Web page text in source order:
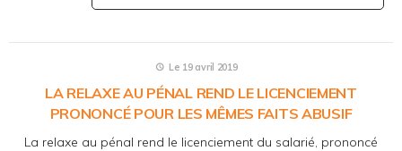
Le 19 avril 2019
LA RELAXE AU PÉNAL REND LE LICENCIEMENT
PRONONCÉ POUR LES MÊMES FAITS ABUSIF
La relaxe au pénal rend le licenciement du salarié, prononcé